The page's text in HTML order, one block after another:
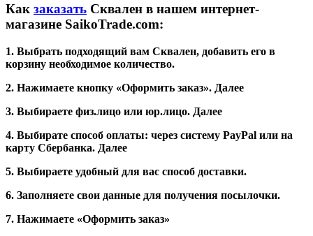
Как заказать Сквален в нашем интернет-
магазине SaikoTrade.com:
1. Выбрать подходящий вам Сквален, добавить его в
корзину необходимое количество.
2. Нажимаете кнопку «Оформить заказ». Далее
3. Выбираете физ.лицо или юр.лицо. Далее
4. Выбирате способ оплаты: через систему PayPal или на
карту Сбербанка. Далее
5. Выбираете удобный для вас способ доставки.
6. Заполняете свои данные для получения посылочки.
7. Нажимаете «Оформить заказ»